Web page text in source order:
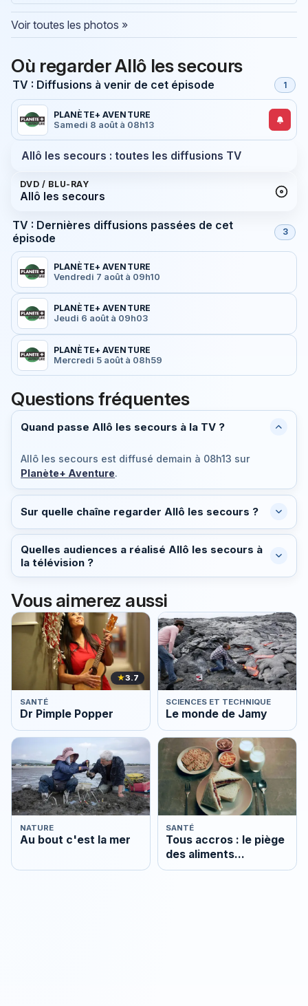
Voir toutes les photos »
Où regarder Allô les secours
TV : Diffusions à venir de cet épisode 1
PLANÈTE+ AVENTURE
Samedi 8 août à 08h13
Allô les secours : toutes les diffusions TV
DVD / BLU-RAY
Allô les secours
TV : Dernières diffusions passées de cet
épisode
3
PLANÈTE+ AVENTURE
Vendredi 7 août à 09h10
PLANÈTE+ AVENTURE
Jeudi 6 août à 09h03
PLANÈTE+ AVENTURE
Mercredi 5 août à 08h59
Questions fréquentes
Quand passe Allô les secours à la TV ?
Allô les secours est diffusé demain à 08h13 sur
Planète+ Aventure.
Sur quelle chaîne regarder Allô les secours ?
Quelles audiences a réalisé Allô les secours à
la télévision ?
Vous aimerez aussi
★3.7
SANTÉ
Dr Pimple Popper
SCIENCES ET TECHNIQUE
Le monde de Jamy
NATURE
Au bout c'est la mer
SANTÉ
Tous accros : le piège
des aliments
ultratransformés